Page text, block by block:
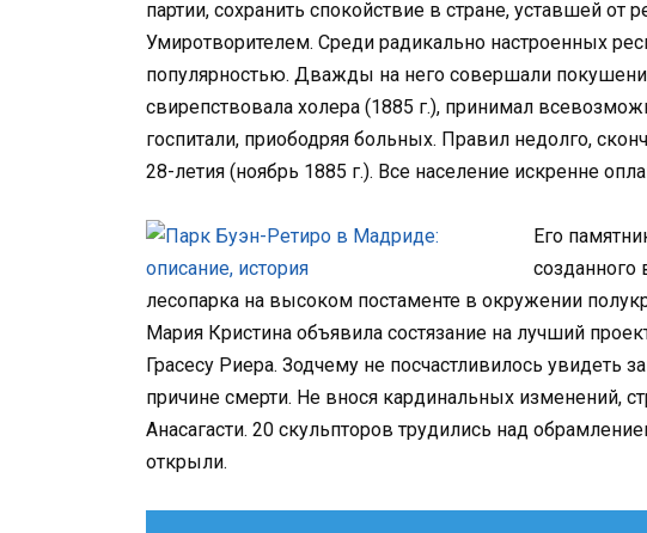
партии, сохранить спокойствие в стране, уставшей
Умиротворителем. Среди радикально настроенных
популярностью. Дважды на него совершали
свирепствовала холера (1885 г.), принимал
госпитали, приободряя больных. Правил недолго,
28-летия (ноябрь 1885 г.). Все население искренне
Его
созданного
лесопарка на высоком постаменте в окружении
Мария Кристина объявила состязание на лучший
Грасесу Риера. Зодчему не посчастливилось увидеть
причине смерти. Не внося кардинальных изменений,
Анасагасти. 20 скульпторов трудились над
открыли.